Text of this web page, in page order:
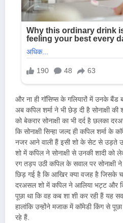
और ना ही गॉसिप्स के गलियारों में उनके बैंड
अब कपिल शर्मा ने भी छेड़ दी है सोनाक्षी की
को बेकरार सोनाक्षी का भी दर्द है छलका
कि सोनाक्षी सिन्हा जल्द ही कपिल शर्मा के
नजर आने वाली हैं इसी शो के सेट से
शो में कपिल ने सोनाक्षी से उनकी शादी को
रग तड़प उठी कपिल के सवाल पर सोनाक्षी
छिड़ गई है कि आखिर क्या वजह है जिसके
दरअसल शो में कपिल ने आलिया भट्ट और
पूछा था कि वह कब शा शी कर रही हैं यह
हालांकि उन्होंने मजाक में कॉमेडी किंग से
रहे हैं.